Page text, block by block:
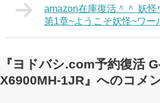
amazon在庫復活＾＾ 妖
第1章~ようこそ妖怪~ワー
『ヨドバシ.com予約復活
X6900MH-1JR』へのコメ